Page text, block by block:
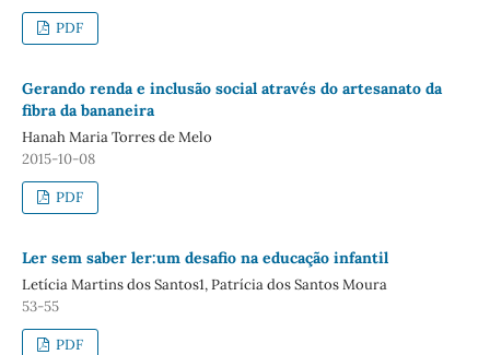
PDF
Gerando renda e inclusão social através do artesanato da
fibra da bananeira
Hanah Maria Torres de Melo
2015-10-08
PDF
Ler sem saber ler:um desafio na educação infantil
Letícia Martins dos Santos1, Patrícia dos Santos Moura
53-55
PDF